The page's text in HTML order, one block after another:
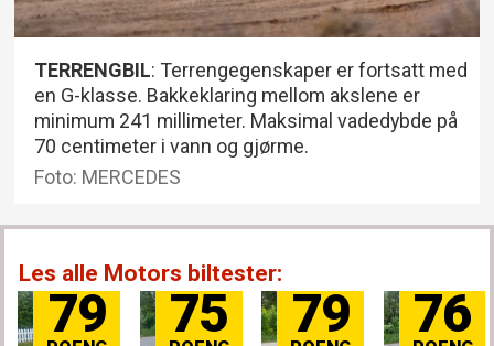
TERRENGBIL: Terrengegenskaper er fortsatt med
en G-klasse. Bakkeklaring mellom akslene er
minimum 241 millimeter. Maksimal vadedybde på
70 centimeter i vann og gjørme.
Foto: MERCEDES
Les alle Motors biltester:
79 75 79 76